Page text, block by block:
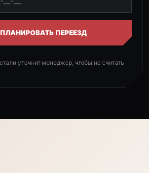
ПЕРЕЕЗД
уточнит менеджер, чтобы не считать